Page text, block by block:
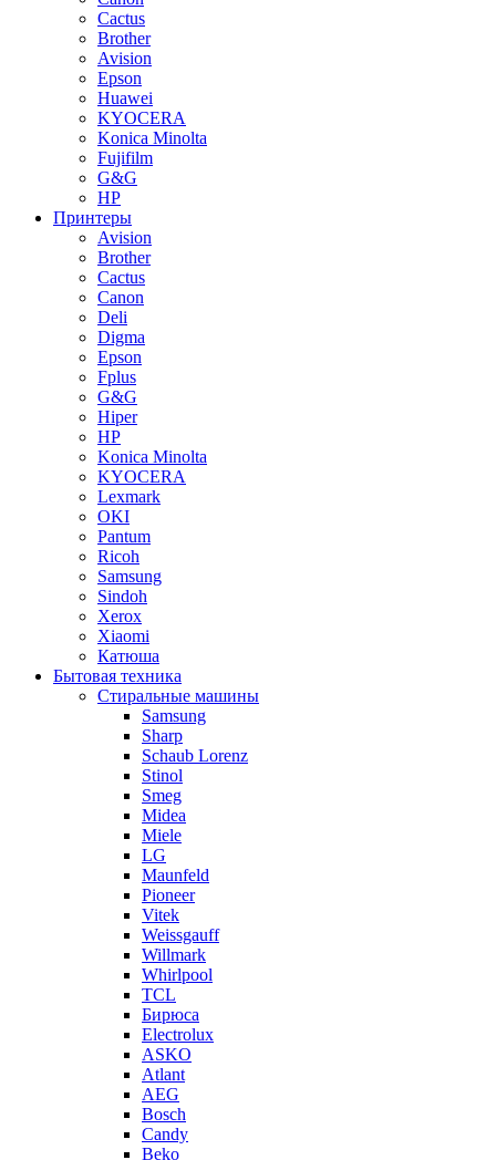
Cactus
Brother
Avision
Epson
Huawei
KYOCERA
Konica Minolta
Fujifilm
G&G
HP
Принтеры
Avision
Brother
Cactus
Canon
Deli
Digma
Epson
Fplus
G&G
Hiper
HP
Konica Minolta
KYOCERA
Lexmark
OKI
Pantum
Ricoh
Samsung
Sindoh
Xerox
Xiaomi
Катюша
Бытовая техника
Стиральные машины
Samsung
Sharp
Schaub Lorenz
Stinol
Smeg
Midea
Miele
LG
Maunfeld
Pioneer
Vitek
Weissgauff
Willmark
Whirlpool
TCL
Бирюса
Electrolux
ASKO
Atlant
AEG
Bosch
Candy
Beko